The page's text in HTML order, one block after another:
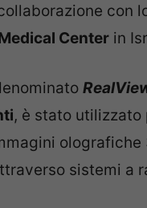
con
Center in
, è stato utilizzato
olografiche
sistemi a